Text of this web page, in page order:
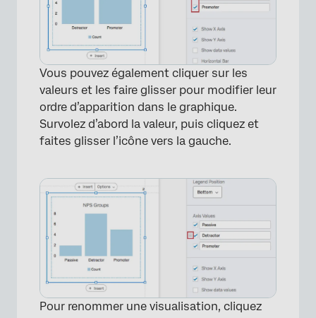
×
Vous pouvez également cliquer sur les
valeurs et les faire glisser pour modifier leur
ordre d’apparition dans le graphique.
Survolez d’abord la valeur, puis cliquez et
faites glisser l’icône vers la gauche.
Pour renommer une visualisation, cliquez